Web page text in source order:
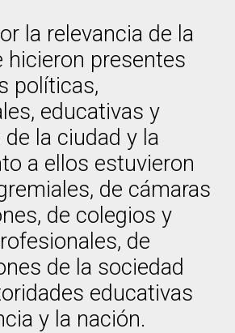
la relevancia de la
hicieron presentes
políticas,
educativas y
la ciudad y la
a ellos estuvieron
de cámaras
de colegios y
de
de la sociedad
educativas
y la nación.